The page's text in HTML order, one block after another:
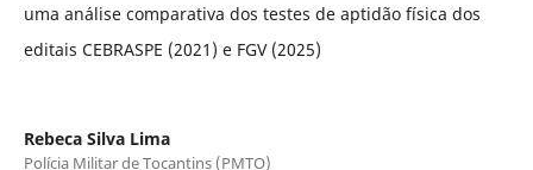
uma análise comparativa dos testes de aptidão física dos
editais CEBRASPE (2021) e FGV (2025)
Rebeca Silva Lima
Polícia Militar de Tocantins (PMTO)